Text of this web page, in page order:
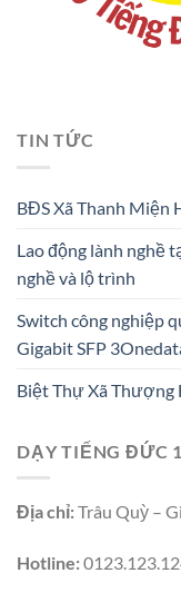
TIN TỨC
BĐS Xã Thanh Miện
Lao động lành nghề
nghề và lộ trình
Switch công nghiệp
Gigabit SFP
Biệt Thự Xã Thượng
DẠY TIẾNG ĐỨC
Địa chỉ:Trâu Quỳ –
Hotline: